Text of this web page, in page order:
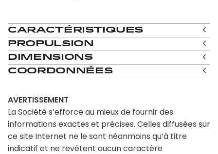
Caractéristiques
Propulsion
Dimensions
Coordonnées
AVERTISSEMENT
La Société s’efforce au mieux de fournir des
informations exactes et précises. Celles diffusées sur
ce site Internet ne le sont néanmoins qu’à titre
indicatif et ne revêtent aucun caractère